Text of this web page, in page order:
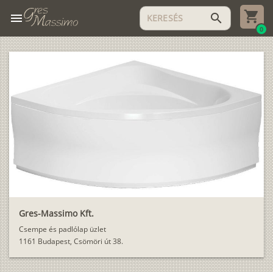
menu search
0
Gres-Massimo Kft.
Csempe és padlólap üzlet
1161 Budapest, Csömöri út 38.